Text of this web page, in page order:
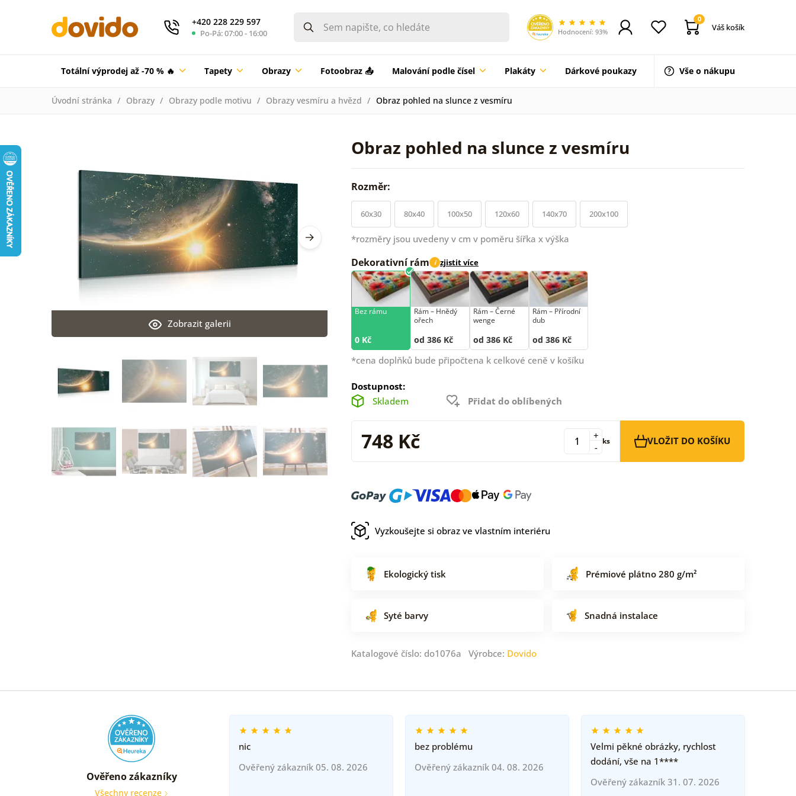
+420 228 229 597
Po-Pá: 07:00 - 16:00 Hodnocení: 93%
0
Váš košík
Totální výprodej až -70 % 🔥 Tapety Obrazy Fotoobraz 📤 Malování podle čísel Plakáty Dárkové poukazy Vše o nákupu
Úvodní stránka Obrazy Obrazy podle motivu Obrazy vesmíru a hvězd Obraz pohled na slunce z vesmíru
Obraz pohled na slunce z vesmíru
Zobrazit galerii
Rozměr:
60x30 80x40 100x50 120x60 140x70 200x100
*rozměry jsou uvedeny v cm v poměru šířka x výška
Dekorativní rám i zjistit více
Bez rámu
0 Kč
Rám –⁠⁠⁠⁠⁠⁠ Hnědý
ořech
od 386 Kč
Rám –⁠⁠⁠⁠⁠⁠ Černé
wenge
od 386 Kč
Rám –⁠⁠⁠⁠⁠⁠ Přírodní
dub
od 386 Kč
*cena doplňků bude připočtena k celkové ceně v košíku
Dostupnost:
Skladem
Přidat do oblíbených
748 Kč -
+ ks VLOŽIT DO KOŠÍKU
Vyzkoušejte si obraz ve vlastním interiéru
Ekologický tisk Prémiové plátno 280 g/m²
Syté barvy Snadná instalace
Katalogové číslo: do1076a Výrobce: Dovido
Ověřeno zákazníky
Všechny recenze
nic
Ověřený zákazník 05. 08. 2026
bez problému
Ověřený zákazník 04. 08. 2026
Velmi pěkné obrázky, rychlost
dodání, vše na 1****
Ověřený zákazník 31. 07. 2026